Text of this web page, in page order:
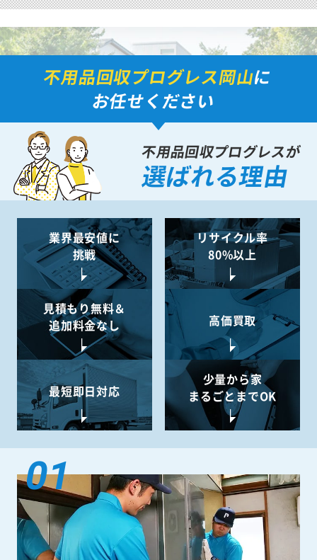
不用品回収プログレス岡山に
お任せください
不用品回収プログレスが
選ばれる理由
業界最安値に
挑戦
リサイクル率
80%以上
見積もり無料＆
追加料金なし
高価買取
最短即日対応
少量から家
まるごとまでOK